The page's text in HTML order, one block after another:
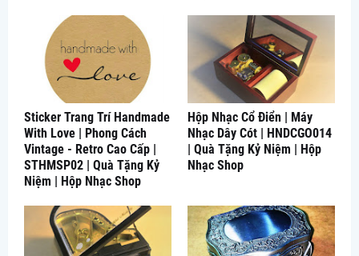
Sticker Trang Trí Handmade
With Love | Phong Cách
Vintage - Retro Cao Cấp |
STHMSP02 | Quà Tặng Kỷ
Niệm | Hộp Nhạc Shop
Hộp Nhạc Cổ Điển | Máy
Nhạc Dây Cót | HNDCGO014
| Quà Tặng Kỷ Niệm | Hộp
Nhạc Shop